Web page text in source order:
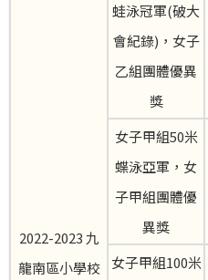
2022-2023 九
龍南區小學校
蛙泳冠軍(破大
會紀錄)，女子
乙組團體優異
獎
女子甲組50米
蝶泳亞軍，女
子甲組團體優
異獎
女子甲組100米